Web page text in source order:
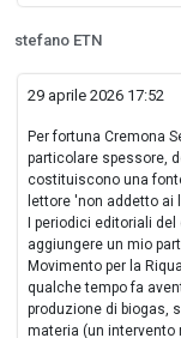
stefano ETN
29 aprile 2026 17:52
Per fortuna Cremona
particolare spessore,
costituiscono una
lettore 'non addetto ai
I periodici editoriali
aggiungere un mio
Movimento per la
qualche tempo fa
produzione di biogas,
materia (un intervento